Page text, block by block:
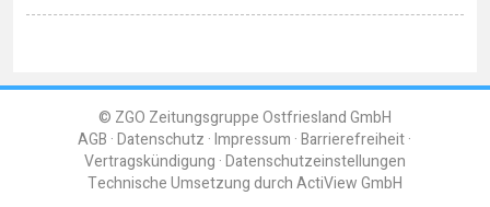
© ZGO Zeitungsgruppe Ostfriesland GmbH
AGB Datenschutz Impressum Barrierefreiheit
Vertragskündigung Datenschutzeinstellungen
Technische Umsetzung durchActiView GmbH